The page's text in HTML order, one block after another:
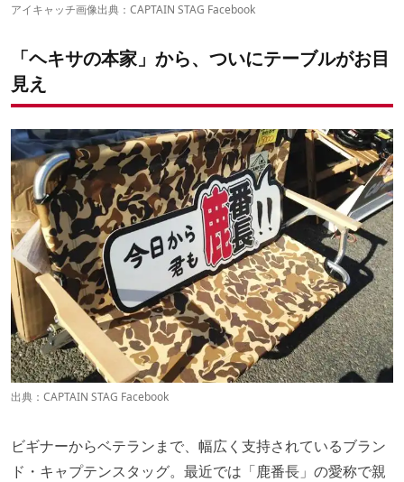
アイキャッチ画像出典： CAPTAIN STAG Facebook
「ヘキサの本家」から、ついにテーブルがお目
見え
出典： CAPTAIN STAG Facebook
ビギナーからベテランまで、幅広く支持されているブラン
ド・キャプテンスタッグ。最近では「鹿番長」の愛称で親